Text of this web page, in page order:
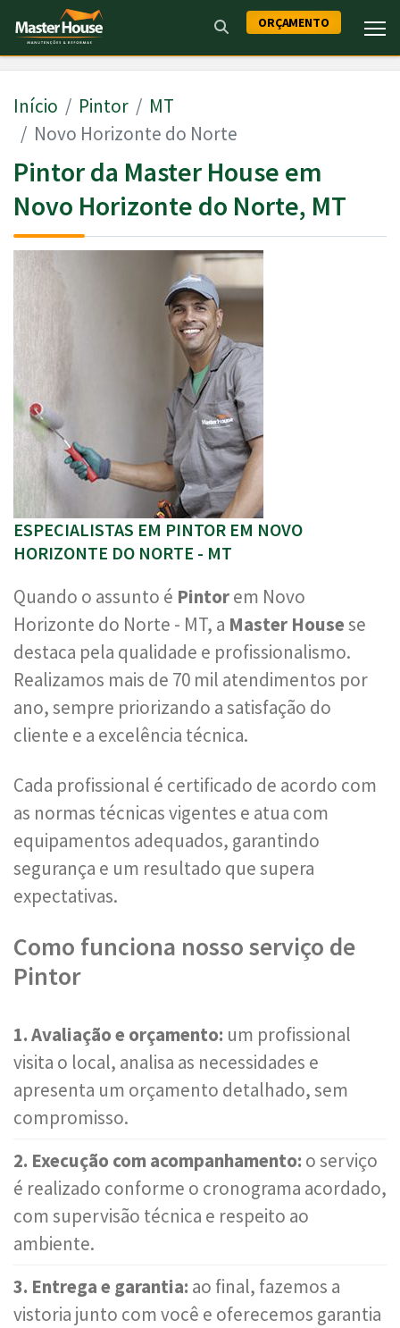
ORÇAMENTO
Início Pintor
MT
Novo Horizonte do Norte
Pintor da Master House em
Novo Horizonte do Norte, MT
ESPECIALISTAS EM PINTOR EM NOVO
HORIZONTE DO NORTE - MT
Quando o assunto é Pintorem Novo
Horizonte do Norte - MT, a Master Housese
destaca pela qualidade e profissionalismo.
Realizamos mais de 70 mil atendimentos por
ano, sempre priorizando a satisfação do
cliente e a excelência técnica.
Cada profissional é certificado de acordo com
as normas técnicas vigentes e atua com
equipamentos adequados, garantindo
segurança e um resultado que supera
expectativas.
Como funciona nosso serviço de
Pintor
1. Avaliação e orçamento: um profissional
visita o local, analisa as necessidades e
apresenta um orçamento detalhado, sem
compromisso.
2. Execução com acompanhamento: o serviço
é realizado conforme o cronograma acordado,
com supervisão técnica e respeito ao
ambiente.
3. Entrega e garantia: ao final, fazemos a
vistoria junto com você e oferecemos garantia